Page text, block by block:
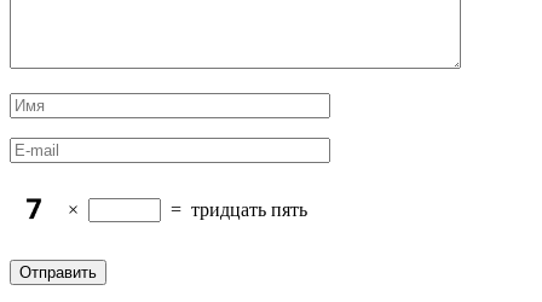
× = тридцать пять